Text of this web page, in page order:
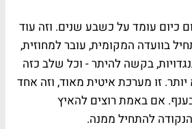
כיום עומד על כשבע שנים. וזה עוד
בוועדה המקומית, עובר למחוזית,
בקשה להיתר - וכל שלב כזה
זו מערכת איטית מאוד, וזה אחד
אם באמת רוצים להאיץ
להתחיל ממנה.